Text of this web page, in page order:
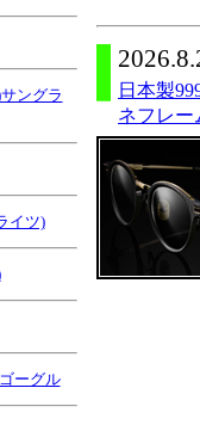
ングラ
イツ)
ーグル
日本製
ネフレー